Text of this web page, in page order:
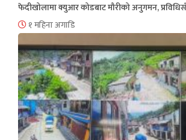
फेदीखोलामा क्युआर कोडबाट मौरीको अनुगमन,
१ महिना अगाडि